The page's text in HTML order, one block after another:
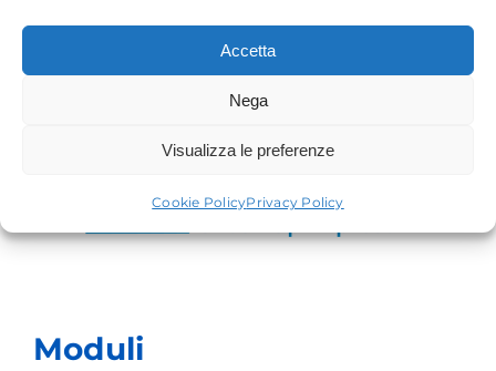
Accetta
Nega
Visualizza le preferenze
Cookie PolicyPrivacy Policy
Moduli